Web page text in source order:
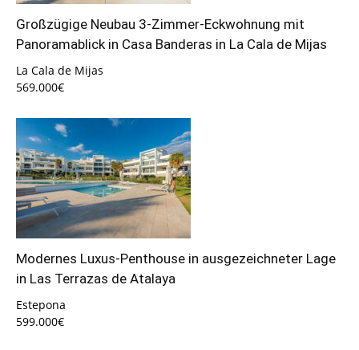
Großzügige Neubau 3-Zimmer-Eckwohnung mit
Panoramablick in Casa Banderas in La Cala de Mijas
La Cala de Mijas
569.000€
Modernes Luxus-Penthouse in ausgezeichneter Lage
in Las Terrazas de Atalaya
Estepona
599.000€